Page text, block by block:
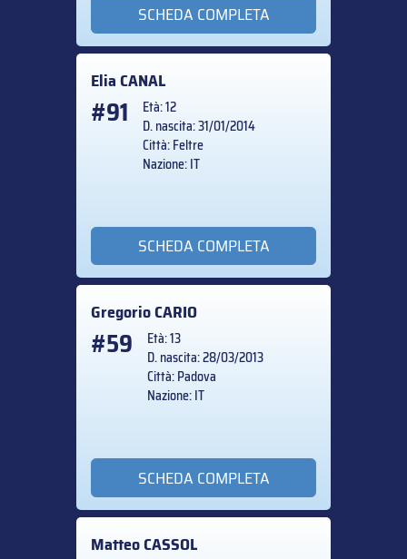
SCHEDA COMPLETA
EliaCANAL
#91
Età: 12
D. nascita: 31/01/2014
Città: Feltre
Nazione: IT
SCHEDA COMPLETA
GregorioCARIO
#59
Età: 13
D. nascita: 28/03/2013
Città: Padova
Nazione: IT
SCHEDA COMPLETA
MatteoCASSOL